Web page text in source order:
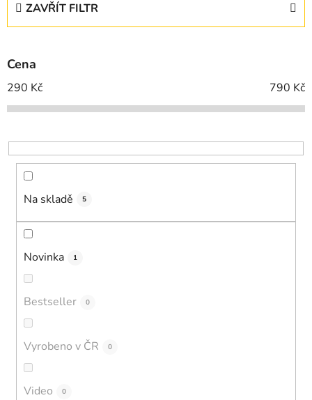
p
r
o
d
k
t
ZAVŘÍT FILTR
Cena
290 Kč 790 Kč
Na skladě 5
Novinka 1
Bestseller 0
Vyrobeno v ČR 0
Video 0